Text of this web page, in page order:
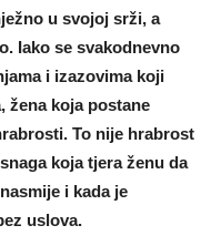
u svojoj srži, a
Iako se svakodnevno
i izazovima koji
žena koja postane
To nije hrabrost
koja tjera ženu da
i kada je
uslova.